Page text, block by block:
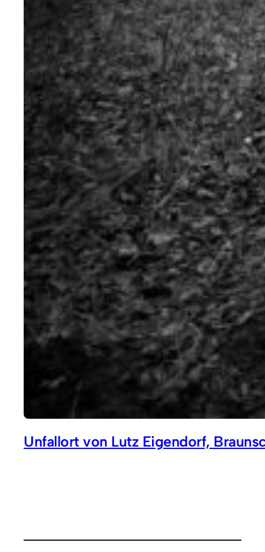
Unfallort von Lutz Eigendorf,